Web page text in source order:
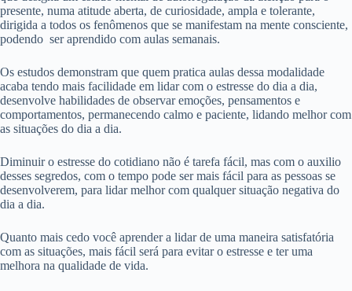
presente, numa atitude aberta, de curiosidade, ampla e tolerante,
dirigida a todos os fenômenos que se manifestam na mente consciente,
podendo ser aprendido com aulas semanais.
Os estudos demonstram que quem pratica aulas dessa modalidade
acaba tendo mais facilidade em lidar com o estresse do dia a dia,
desenvolve habilidades de observar emoções, pensamentos e
comportamentos, permanecendo calmo e paciente, lidando melhor com
as situações do dia a dia.
Diminuir o estresse do cotidiano não é tarefa fácil, mas com o auxilio
desses segredos, com o tempo pode ser mais fácil para as pessoas se
desenvolverem, para lidar melhor com qualquer situação negativa do
dia a dia.
Quanto mais cedo você aprender a lidar de uma maneira satisfatória
com as situações, mais fácil será para evitar o estresse e ter uma
melhora na qualidade de vida.